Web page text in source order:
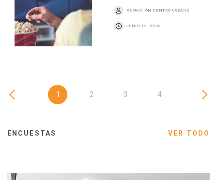
REDACCIÓN CENTRO URBANO
JUNIO 15, 2026
1 2 3 4
ENCUESTAS VER TODO